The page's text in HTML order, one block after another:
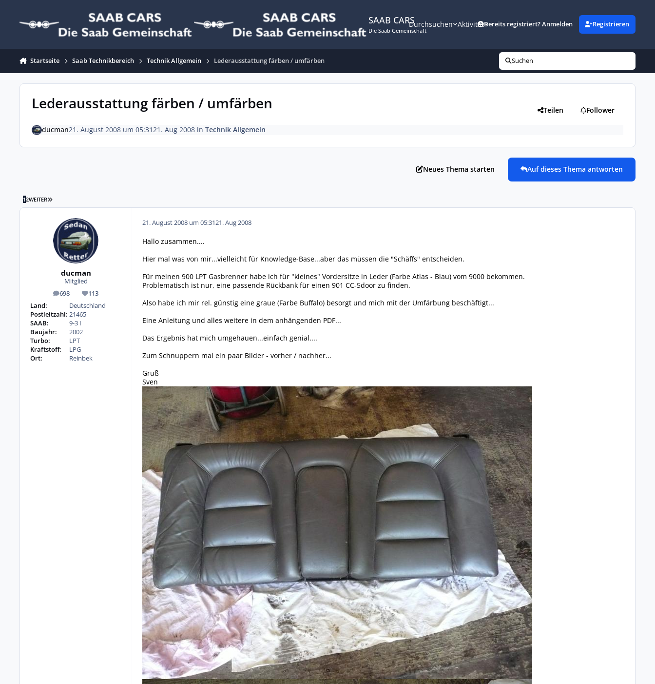
SAAB CARS
Die Saab Gemeinschaft
Durchsuchen AktivitätBereits registriert? Anmelden Registrieren
Startseite Saab Technikbereich Technik Allgemein Lederausstattung färben / umfärben Suchen
Lederausstattung färben / umfärben Teilen Follower
ducman21. August 2008 um 05:3121. Aug 2008in Technik Allgemein
Neues Thema starten Auf dieses Thema antworten
12WEITER LETZTE SEITE
ducman
Mitglied
698
Beiträge 113
Reputation
Land:
Deutschland
Postleitzahl: 21465
SAAB:
9-3 I
Baujahr:
2002
Turbo:
LPT
Kraftstoff:
LPG
Ort:
Reinbek
21. August 2008 um 05:3121. Aug 2008
Hallo zusammen....
Hier mal was von mir...vielleicht für Knowledge-Base...aber das müssen die "Schäffs" entscheiden.
Für meinen 900 LPT Gasbrenner habe ich für "kleines" Vordersitze in Leder (Farbe Atlas - Blau) vom 9000 bekommen.
Problematisch ist nur, eine passende Rückbank für einen 901 CC-5door zu finden.
Also habe ich mir rel. günstig eine graue (Farbe Buffalo) besorgt und mich mit der Umfärbung beschäftigt...
Eine Anleitung und alles weitere in dem anhängenden PDF...
Das Ergebnis hat mich umgehauen...einfach genial....
Zum Schnuppern mal ein paar Bilder - vorher / nachher...
Gruß
Sven